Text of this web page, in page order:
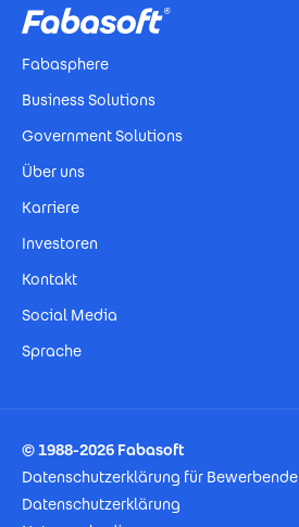
Fabasphere
Business Solutions
Government Solutions
Über uns
Karriere
Investoren
Kontakt
Social Media
Sprache
© 1988-2026 Fabasoft
Datenschutzerklärung für Bewerbende
Datenschutzerklärung